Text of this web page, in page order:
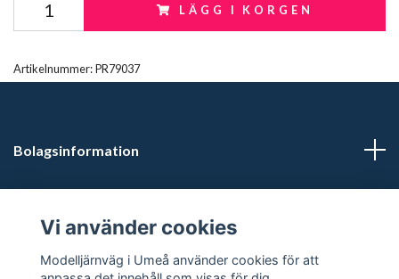
LÄGG I KORGEN
Artikelnummer:PR79037
Bolagsinformation
Butikstider: Vardagar kl 12.00-15.00. Övrig tid efter
överenskommelse.
Vi använder cookies
Modelljärnväg i Umeå använder cookies för att